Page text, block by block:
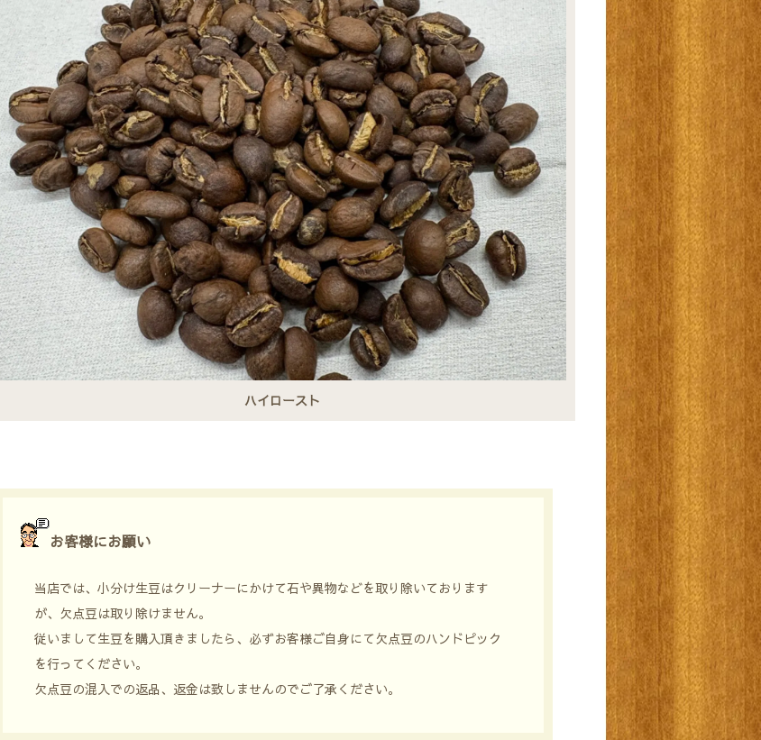
ハイロースト
お客様にお願い
当店では、小分け生豆はクリーナーにかけて石や異物などを取り除いております
が、欠点豆は取り除けません。
従いまして生豆を購入頂きましたら、必ずお客様ご自身にて欠点豆のハンドピック
を行ってください。
欠点豆の混入での返品、返金は致しませんのでご了承ください。